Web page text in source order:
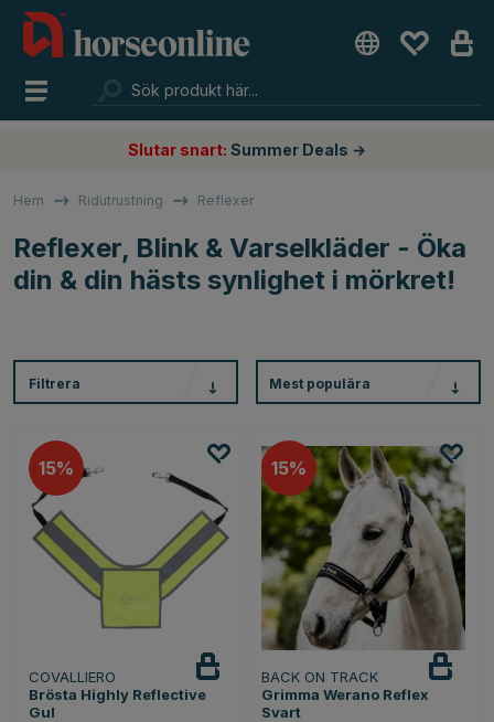
Slutar snart: Summer Deals →
Hem Ridutrustning Reflexer
Reflexer, Blink & Varselkläder - Öka
din & din hästs synlighet i mörkret!
Filtrera Mest populära
15
COVALLIERO
Brösta Highly Reflective
Gul
15
BACK ON TRACK
Grimma Werano Reflex
Svart